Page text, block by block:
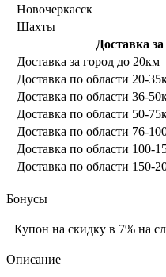
Новочеркасск
Шахты
Доставка
Доставка за город до 20км
Доставка по области 20-
Доставка по области 36-
Доставка по области 50-
Доставка по области 76-
Доставка по области 100-
Доставка по области 150-
Бонусы
Купон на скидку в 7% на
Описание